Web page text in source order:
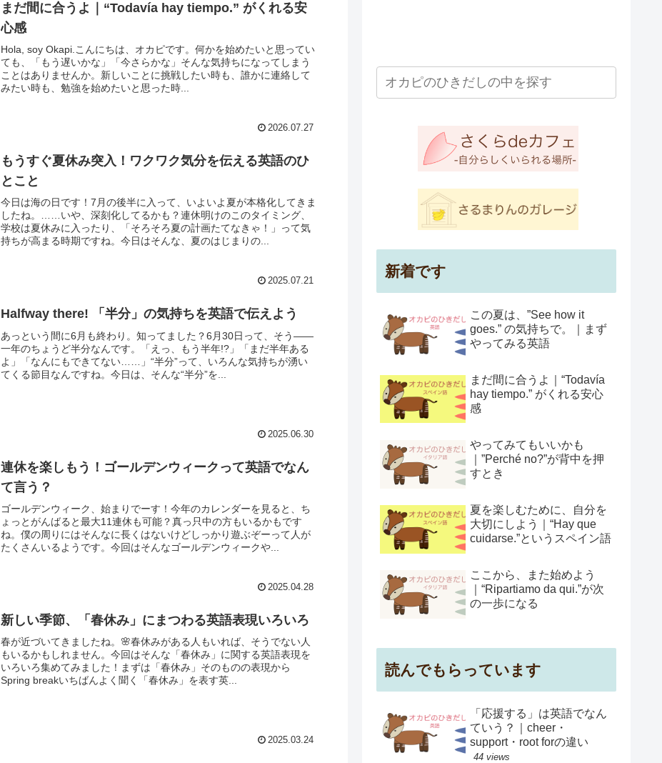
まだ間に合うよ｜“Todavía hay tiempo.” がくれる安
心感
Hola, soy Okapi.こんにちは、オカピです。何かを始めたいと思ってい
ても、「もう遅いかな」「今さらかな」そんな気持ちになってしまう
ことはありませんか。新しいことに挑戦したい時も、誰かに連絡して
みたい時も、勉強を始めたいと思った時...
2026.07.27
もうすぐ夏休み突入！ワクワク気分を伝える英語のひ
とこと
今日は海の日です！7月の後半に入って、いよいよ夏が本格化してきま
したね。……いや、深刻化してるかも？連休明けのこのタイミング、
学校は夏休みに入ったり、「そろそろ夏の計画たてなきゃ！」って気
持ちが高まる時期ですね。今日はそんな、夏のはじまりの...
2025.07.21
Halfway there! 「半分」の気持ちを英語で伝えよう
あっという間に6月も終わり。知ってました？6月30日って、そう——
一年のちょうど半分なんです。「えっ、もう半年!?」「まだ半年ある
よ」「なんにもできてない……」“半分”って、いろんな気持ちが湧い
てくる節目なんですね。今日は、そんな“半分”を...
2025.06.30
連休を楽しもう！ゴールデンウィークって英語でなん
て言う？
ゴールデンウィーク、始まりでーす！今年のカレンダーを見ると、ち
ょっとがんばると最大11連休も可能？真っ只中の方もいるかもです
ね。僕の周りにはそんなに長くはないけどしっかり遊ぶぞーって人が
たくさんいるようです。今回はそんなゴールデンウィークや...
2025.04.28
新しい季節、「春休み」にまつわる英語表現いろいろ
春が近づいてきましたね。🌸春休みがある人もいれば、そうでない人
もいるかもしれません。今回はそんな「春休み」に関する英語表現を
いろいろ集めてみました！まずは「春休み」そのものの表現から
Spring breakいちばんよく聞く「春休み」を表す英...
2025.03.24
新着です
この夏は、”See how it
goes.” の気持ちで。｜まず
やってみる英語
まだ間に合うよ｜“Todavía
hay tiempo.” がくれる安心
感
やってみてもいいかも
｜”Perché no?”が背中を押
すとき
夏を楽しむために、自分を
大切にしよう｜“Hay que
cuidarse.”というスペイン語
ここから、また始めよう
｜“Ripartiamo da qui.”が次
の一歩になる
読んでもらっています
「応援する」は英語でなん
ていう？｜cheer・
support・root forの違い
44 views